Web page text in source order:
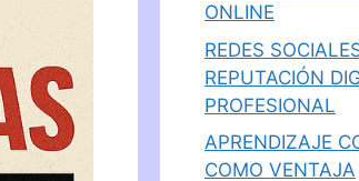
ONLINE
REDES
REPUTACIÓN
PROFESIONAL
APRENDIZAJE
COMO VENTAJA